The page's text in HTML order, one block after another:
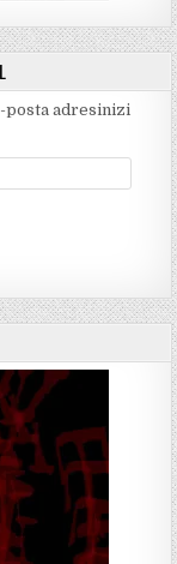
posta adresinizi